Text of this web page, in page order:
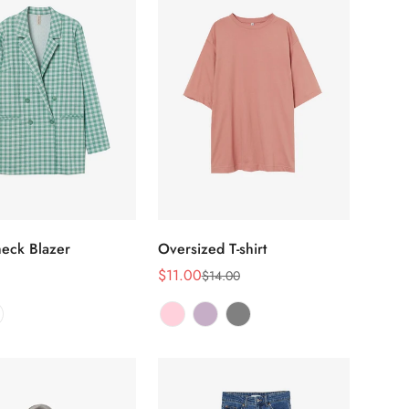
Blazer
Sélectionnez
les options
Oversized T-shirt
Prix
de
$11.00
Prix
habituel
$14.00